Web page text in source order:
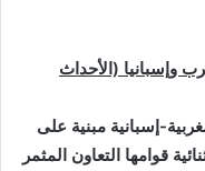
وإسبانيا (الأحداث
إسبانية مبنية على
قوامها التعاون المثمر